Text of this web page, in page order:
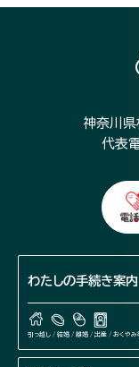
神奈川
代表
わたしの手続き案内
引っ越し / 結婚 / 離婚 / 出産 / おくやみ